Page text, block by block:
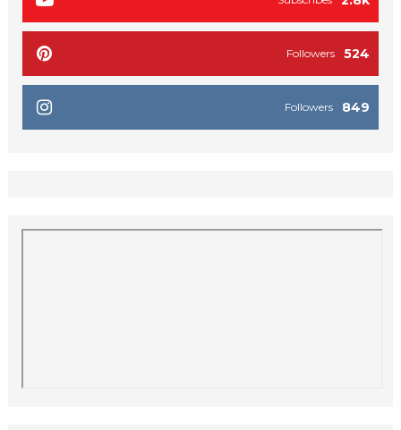
524
Followers
849
Followers